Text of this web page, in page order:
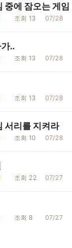
중에 잠오는 게임
조회 13 07/28
..
조회 13 07/28
조회 13 07/28
서리를 지켜라
조회 10 07/28
조회 22 07/27
조회 8 07/27